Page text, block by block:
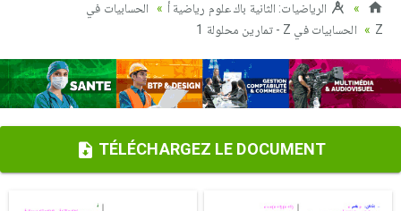
الرياضيات: الثانية باك علوم رياضية أ
الحسابيات في
Z
الحسابيات في Z - تمارين محلولة 1
TÉLÉCHARGEZ LE DOCUMENT